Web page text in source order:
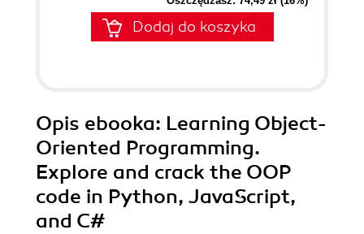
Dodaj do koszyka
Opis ebooka: Learning Object-
Oriented Programming.
Explore and crack the OOP
code in Python, JavaScript,
and C#